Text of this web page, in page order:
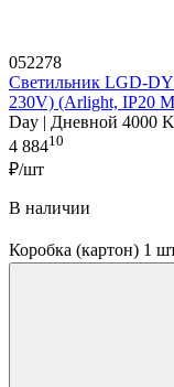
052278
Светильник LGD-
230V) (Arlight, IP20
Day | Дневной 4000 K
4 88410
₽/шт
В наличии
Коробка (картон) 1